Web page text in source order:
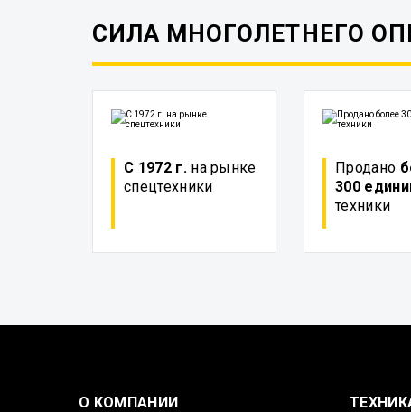
СИЛА МНОГОЛЕТНЕГО
С 1972 г.на рынке
спецтехники
Продано
300
техники
О КОМПАНИИ